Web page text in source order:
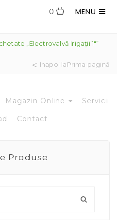
MENU
0
„Electrovalvă Irigații 1″”
Inapoi laPrima pagină
Magazin Online Servicii
Contact
Produse